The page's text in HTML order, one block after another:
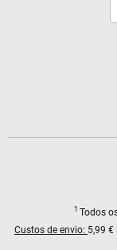
1 Todos
Custos de envio: 5,99